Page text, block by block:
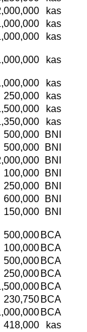
kas
kas
kas
kas
kas
250,000
kas
kas
kas
500,000
BNI
500,000
BNI
BNI
100,000
BNI
250,000
BNI
600,000
BNI
150,000 BNI
500,000 BCA
100,000 BCA
500,000 BCA
250,000 BCA
BCA
230,750 BCA
BCA
418,000 kas